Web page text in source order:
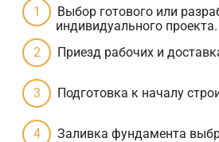
Выбор готового или
индивидуального проекта.
Приезд рабочих и
Подготовка к началу
Заливка фундамента